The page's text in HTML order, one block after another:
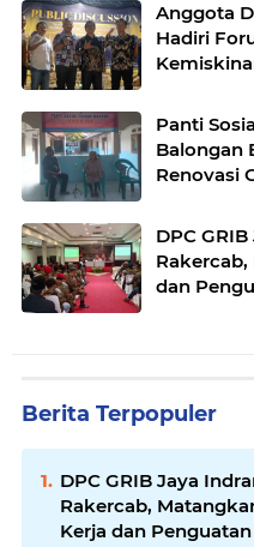
Anggota
Hadiri
Panti
Balongan
Renovasi
DPC
dan
Berita Terpopuler
DPC GRIB Jaya
Rakercab,
Kerja dan